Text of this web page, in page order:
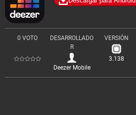
0 VOTO
DESARROLLADO
R
Deezer Mobile
VERSIÓN
3.138